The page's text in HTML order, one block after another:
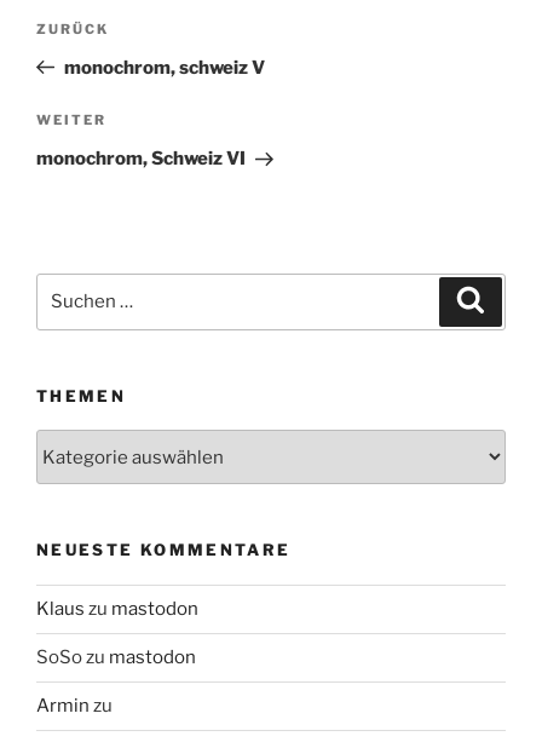
Beitragsnavigation
Vorheriger
Beitrag
ZURÜCK
monochrom, schweiz V
Nächster
Beitrag
WEITER
monochrom, Schweiz VI
Suchen
THEMEN
NEUESTE KOMMENTARE
Klaus zu mastodon
SoSozu mastodon
Armin zu